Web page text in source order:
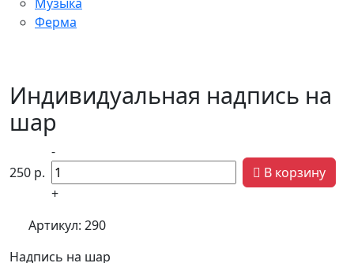
Ферма
Индивидуальная надпись на
шар
250 р.
-
+
В корзину
Артикул: 290
Надпись на шар